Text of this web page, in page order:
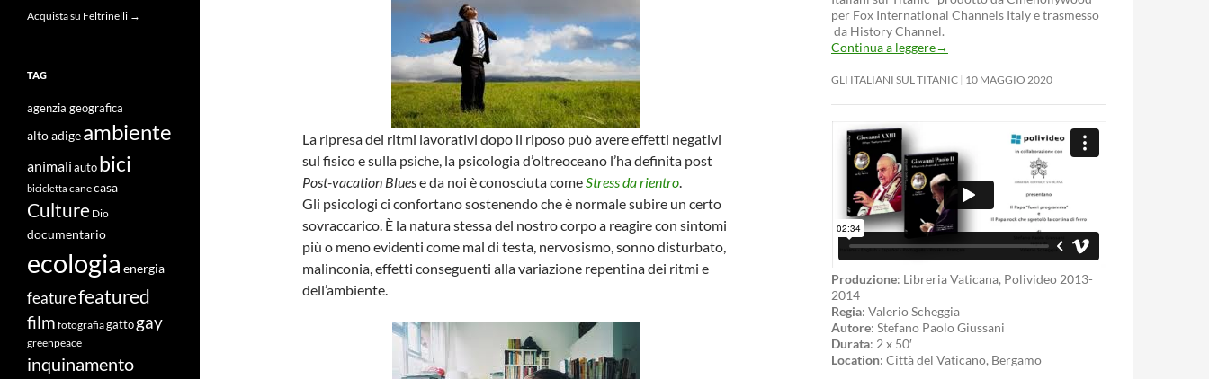
La ripresa dei ritmi lavorativi dopo il riposo può avere effetti negativi
sul fisico e sulla psiche, la psicologia d’oltreoceano l’ha definita post
Post-vacation Bluese da noi è conosciuta comeStress da rientro.
Gli psicologi ci confortano sostenendo che è normale subire un certo
sovraccarico. È la natura stessa del nostro corpo a reagire con sintomi
più o meno evidenti come mal di testa, nervosismo, sonno disturbato,
malinconia, effetti conseguenti alla variazione repentina dei ritmi e
dell’ambiente.
per Fox International Channels Italy e trasmesso
da History Channel.
Continua a leggere→
GLI ITALIANI SUL TITANIC 10 MAGGIO 2020
Produzione: Libreria Vaticana, Polivideo 2013-
2014
Regia: Valerio Scheggia
Autore: Stefano Paolo Giussani
Durata: 2 x 50′
Location: Città del Vaticano, Bergamo
Acquista su Feltrinelli →
TAG
agenzia geografica
alto adigeambiente
animali auto bici
bicicletta canecasa
Culture Dio
documentario
ecologia energia
featurefeatured
film fotografiagatto gay
greenpeace
inquinamento